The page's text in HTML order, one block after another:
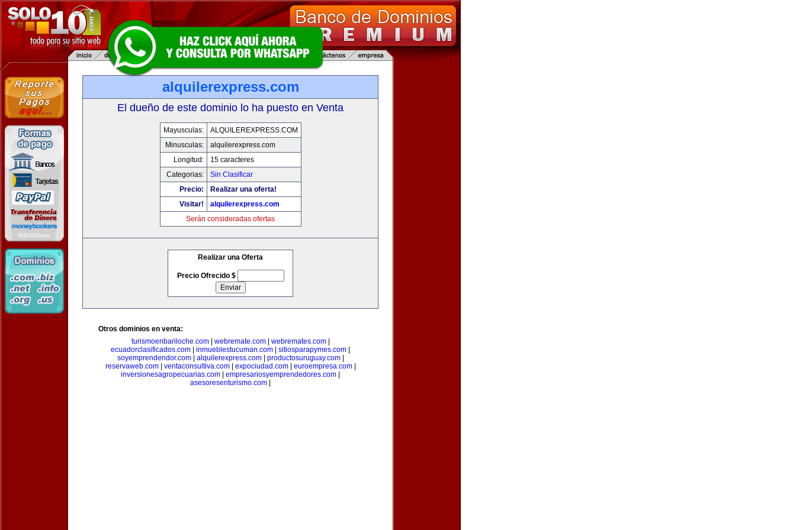
alquilerexpress.com
El dueño de este dominio lo ha puesto en Venta
Mayusculas:
ALQUILEREXPRESS.COM
Minusculas:
alquilerexpress.com
Longitud:
15 caracteres
Categorias:
Sin Clasificar
Precio:
Realizar una oferta!
Visitar!
alquilerexpress.com
Serán consideradas ofertas
Realizar una Oferta
Precio Ofrecido $
Otros dominios en venta:
turismoenbariloche.com| webremate.com| webremates.com|
ecuadorclasificados.com
inmueblestucuman.com sitiosparapymes.com
soyemprendendor.com| alquilerexpress.com| productosuruguay.com|
reservaweb.com| ventaconsultiva.com| expociudad.com| euroempresa.com|
inversionesagropecuarias.com
empresariosyemprendedores.com
asesoresenturismo.com